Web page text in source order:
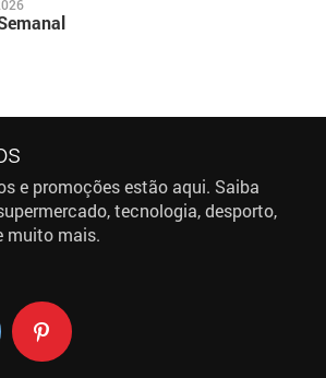
e promoções estão aqui. Saiba
tecnologia, desporto,
muito mais.